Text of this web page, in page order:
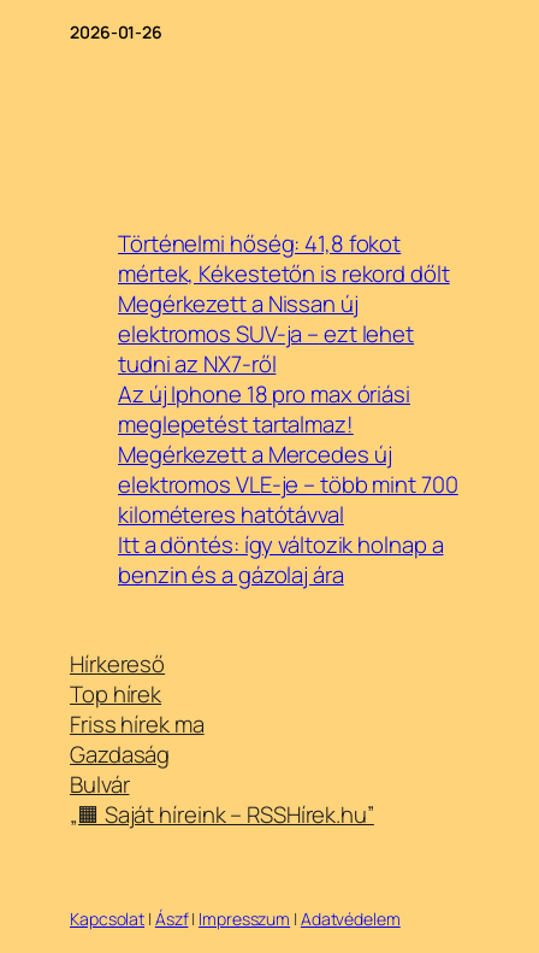
2026-01-26
Történelmi hőség: 41,8 fokot
mértek, Kékestetőn is rekord dőlt
Megérkezett a Nissan új
elektromos SUV-ja – ezt lehet
tudni az NX7-ről
Az új Iphone 18 pro max óriási
meglepetést tartalmaz!
Megérkezett a Mercedes új
elektromos VLE-je – több mint 700
kilométeres hatótávval
Itt a döntés: így változik holnap a
benzin és a gázolaj ára
Hírkereső
Top hírek
Friss hírek ma
Gazdaság
Bulvár
„🟧 Saját híreink – RSSHírek.hu”
Kapcsolat | Ászf| Impresszum | Adatvédelem